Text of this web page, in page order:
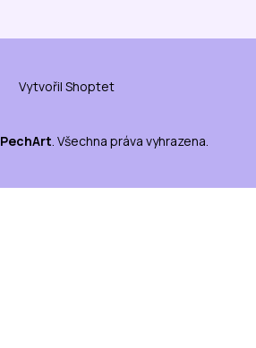
Vytvořil Shoptet
PechArt . Všechna práva vyhrazena.